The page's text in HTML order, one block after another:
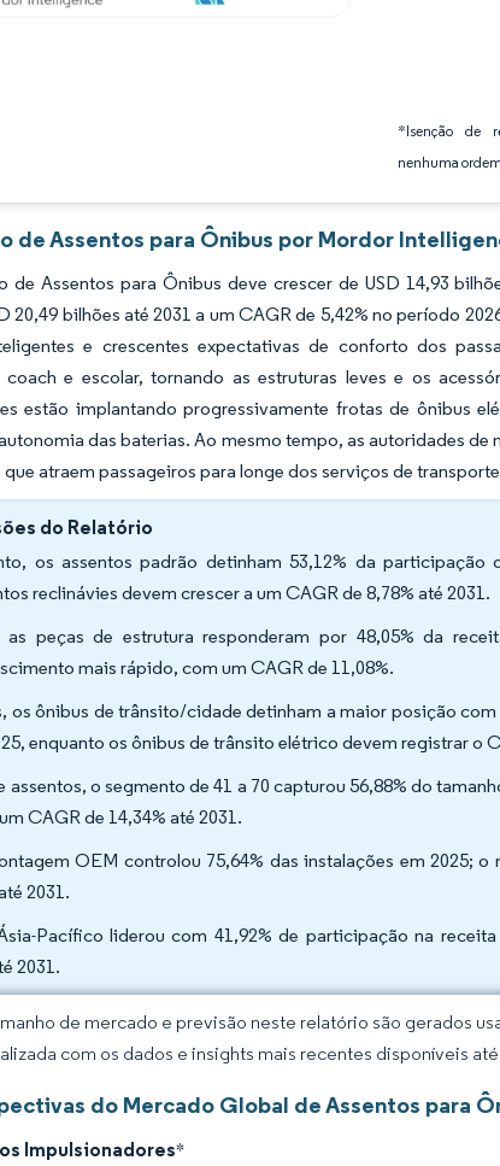
*Isenção de
nenhuma
de Assentos para Ônibus por Mordor
Assentos para Ônibus deve crescer de USD 14,93
20,49 bilhões até 2031 a um CAGR de 5,42% no período
e crescentes expectativas de conforto dos
e escolar, tornando as estruturas leves e os
estão implantando progressivamente frotas de ônibus
das baterias. Ao mesmo tempo, as autoridades
atraem passageiros para longe dos serviços de
do Relatório
os assentos padrão detinham 53,12% da participação
reclinávies devem crescer a um CAGR de 8,78% até 2031.
as peças de estrutura responderam por 48,05% da
mais rápido, com um CAGR de 11,08%.
os ônibus de trânsito/cidade detinham a maior posição
enquanto os ônibus de trânsito elétrico devem registrar o
assentos, o segmento de 41 a 70 capturou 56,88% do
CAGR de 14,34% até 2031.
OEM controlou 75,64% das instalações em 2025;
2031.
Pacífico liderou com 41,92% de participação na
2031.
de mercado e previsão neste relatório são gerados
com os dados e insights mais recentes disponíveis até
do Mercado Global de Assentos para
Impulsionadores*